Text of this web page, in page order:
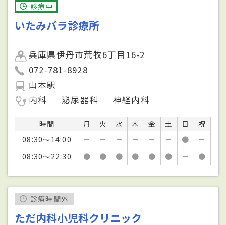
診療中
いたみバラ診療所
兵庫県伊丹市荒牧6丁目16-2
072-781-8928
山本駅
内科
泌尿器科 神経内科
時間 月 火 水 木 金 土 日
祝
08:30～14:00
－ － － － － － ●
－
08:30～22:30
● ● ● ● ● ● － ●
診療時間外
ただ内科小児科クリニック